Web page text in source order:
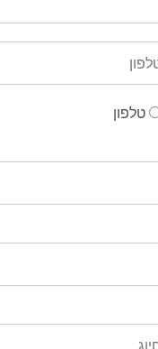
טלפון